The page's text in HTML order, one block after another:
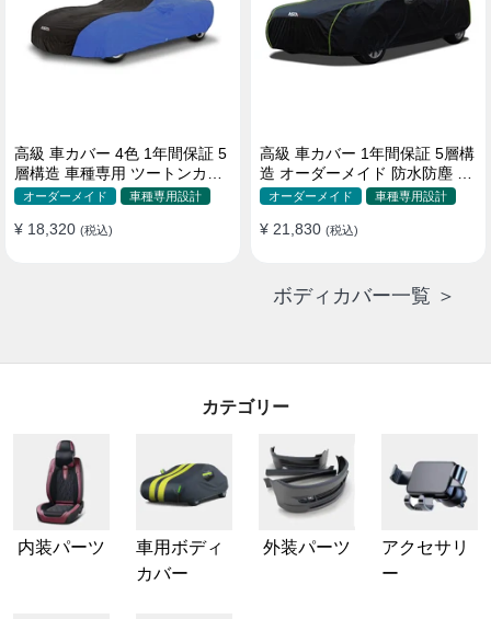
高級 車カバー 4色 1年間保証 5
層構造 車種専用 ツートンカラ
ー オーダーメイド 防水 耐久性
オーダーメイド 車種専用設計
¥ 18,320 (税込)
高級 車カバー 1年間保証 5層構
造 オーダーメイド 防水防塵 裏
起毛 車種専用
オーダーメイド 車種専用設計
¥ 21,830 (税込)
ボディカバー一覧 ＞
カテゴリー
内装パーツ
車用ボディ
カバー
外装パーツ
アクセサリ
ー